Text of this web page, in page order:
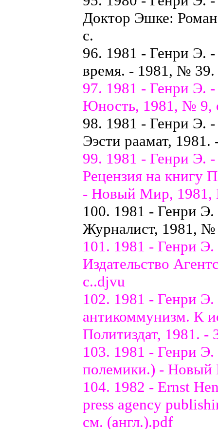
Доктор Эшке:
с.
96. 1981 - Генри Э.
время. - 1981, № 39.
97. 1981 - Генри Э.
Юность, 1981, № 9,
98. 1981 - Генри Э.
Ээсти раамат,
99. 1981 - Генри Э.
Рецензия на
- Новый Мир, 1981,
100. 1981 - Генри
Журналист, 1981, №
101. 1981 - Генри
Издательство
с..djvu
102. 1981 - Генри
антикоммунизм. К
Политиздат, 1981. -
103. 1981 - Генри
полемики.) -
104. 1982 - Ernst
press agency
см. (англ.).pdf